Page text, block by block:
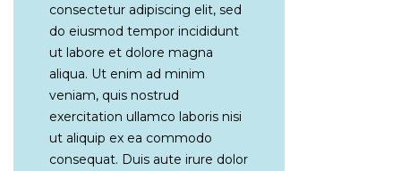
consectetur adipiscing elit, sed
do eiusmod tempor incididunt
ut labore et dolore magna
aliqua. Ut enim ad minim
veniam, quis nostrud
exercitation ullamco laboris nisi
ut aliquip ex ea commodo
consequat. Duis aute irure dolor